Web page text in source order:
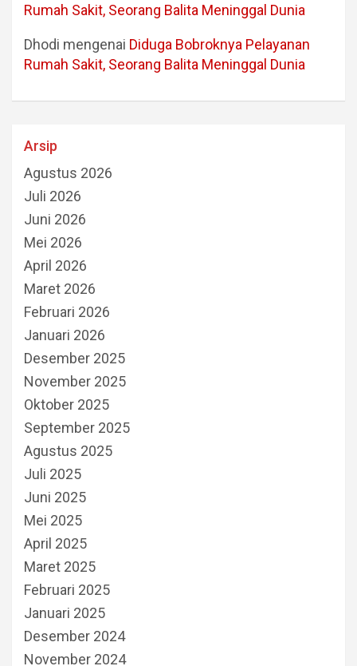
Rumah Sakit, Seorang Balita Meninggal Dunia
Dhodi mengenai Diduga Bobroknya Pelayanan
Rumah Sakit, Seorang Balita Meninggal Dunia
Arsip
Agustus 2026
Juli 2026
Juni 2026
Mei 2026
April 2026
Maret 2026
Februari 2026
Januari 2026
Desember 2025
November 2025
Oktober 2025
September 2025
Agustus 2025
Juli 2025
Juni 2025
Mei 2025
April 2025
Maret 2025
Februari 2025
Januari 2025
Desember 2024
November 2024